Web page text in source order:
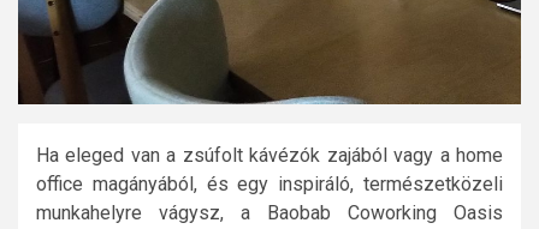
Ha eleged van a zsúfolt kávézók zajából vagy a home
office magányából, és egy inspiráló, természetközeli
munkahelyre vágysz, a Baobab Coworking Oasis